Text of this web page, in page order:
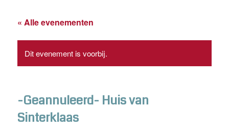
« Alle evenementen
Dit evenement is voorbij.
-Geannuleerd- Huis van
Sinterklaas